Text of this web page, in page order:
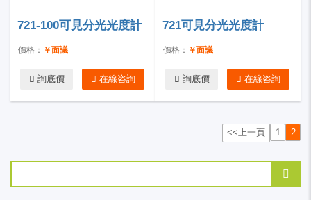
721-100可見分光光度計
價格： ￥面議
詢底價 在線咨詢
721可見分光光度計
價格： ￥面議
詢底價 在線咨詢
<<上一頁 1 2